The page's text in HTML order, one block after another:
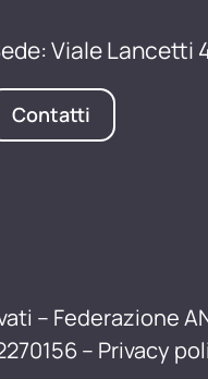
Viale Lancetti
Contatti
– Federazione
– Privacy